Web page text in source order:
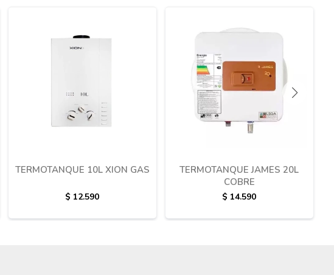
TERMOTANQUE 10L XION GAS
$ 12.590
TERMOTANQUE JAMES 20L
COBRE
$ 14.590